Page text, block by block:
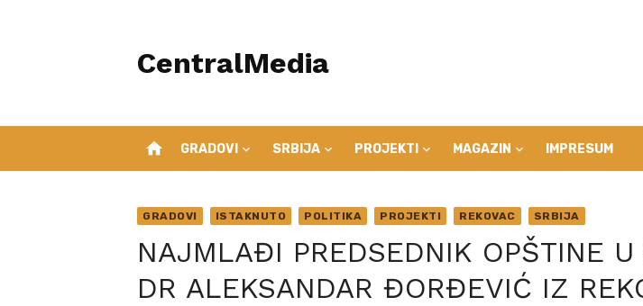
CentralMedia
home GRADOVI SRBIJA PROJEKTI MAGAZIN IMPRESUM
GRADOVI ISTAKNUTO POLITIKA PROJEKTI REKOVAC SRBIJA
NAJMLAĐI PREDSEDNIK OPŠTINE
DR ALEKSANDAR ĐORĐEVIĆ IZ